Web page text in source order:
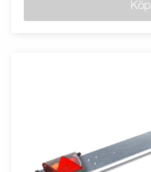
Köp